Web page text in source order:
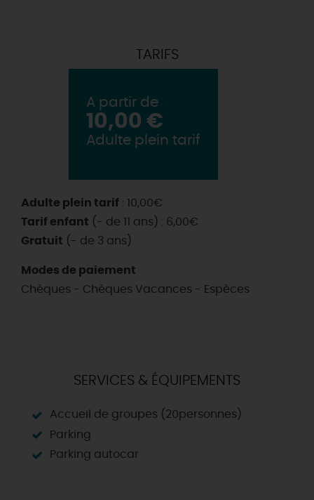
TARIFS
A partir de
10,00 €
Adulte plein tarif
Adulte plein tarif : 10,00€
Tarif enfant (- de 11 ans) : 6,00€
Gratuit (- de 3 ans)
Modes de paiement
Chèques - Chèques Vacances - Espèces
SERVICES & ÉQUIPEMENTS
Accueil de groupes (20personnes)
Parking
Parking autocar